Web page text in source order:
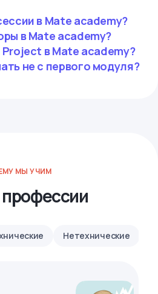
в Mate academy?
в Mate academy?
в Mate academy?
не с первого модуля?
МЫ УЧИМ
Нетехнические